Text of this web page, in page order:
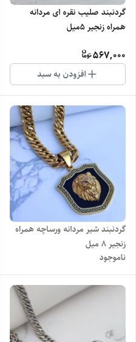
گردنبند صلیب نقره ای مردانه
همراه زنجیر ۵میل
567,000
افزودن به سبد
گردنبند شیر مردانه ورساچه همراه
زنجیر 8 میل
ناموجود